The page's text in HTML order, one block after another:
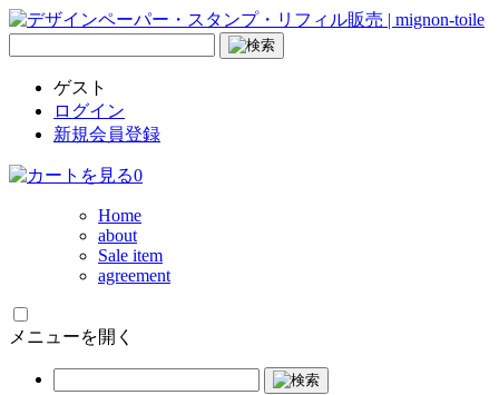
ゲスト
ログイン
新規会員登録
0
Home
about
Sale item
agreement
メニューを開く